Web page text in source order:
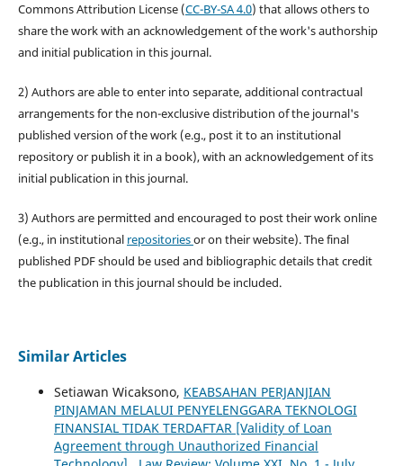
Commons Attribution License (CC-BY-SA 4.0) that allows others to
share the work with an acknowledgement of the work's authorship
and initial publication in this journal.
2) Authors are able to enter into separate, additional contractual
arrangements for the non-exclusive distribution of the journal's
published version of the work (e.g., post it to an institutional
repository or publish it in a book), with an acknowledgement of its
initial publication in this journal.
3) Authors are permitted and encouraged to post their work online
(e.g., in institutional repositoriesor on their website). The final
published PDF should be used and bibliographic details that credit
the publication in this journal should be included.
Similar Articles
Setiawan Wicaksono, KEABSAHAN PERJANJIAN
PINJAMAN MELALUI PENYELENGGARA TEKNOLOGI
FINANSIAL TIDAK TERDAFTAR [Validity of Loan
Agreement through Unauthorized Financial